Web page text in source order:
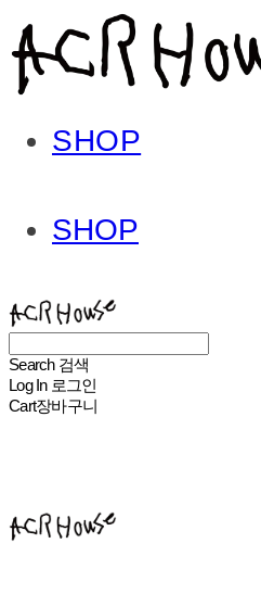
SHOP
SHOP
Search 검색
Log In 로그인
Cart장바구니